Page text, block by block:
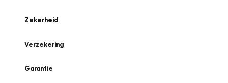
Zekerheid
Verzekering
Garantie